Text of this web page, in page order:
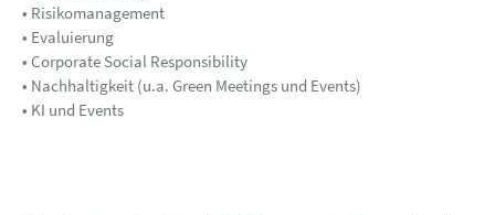
• Risikomanagement
• Evaluierung
• Corporate Social Responsibility
• Nachhaltigkeit (u.a. Green Meetings und Events)
• KI und Events